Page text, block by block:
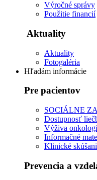
Výročné správy
Použitie financií
Aktuality
Aktuality
Fotogaléria
Hľadám informácie
Pre pacientov
SOCIÁLNE
Dostupnosť
Výživa
Informačné
Klinické
Prevencia a